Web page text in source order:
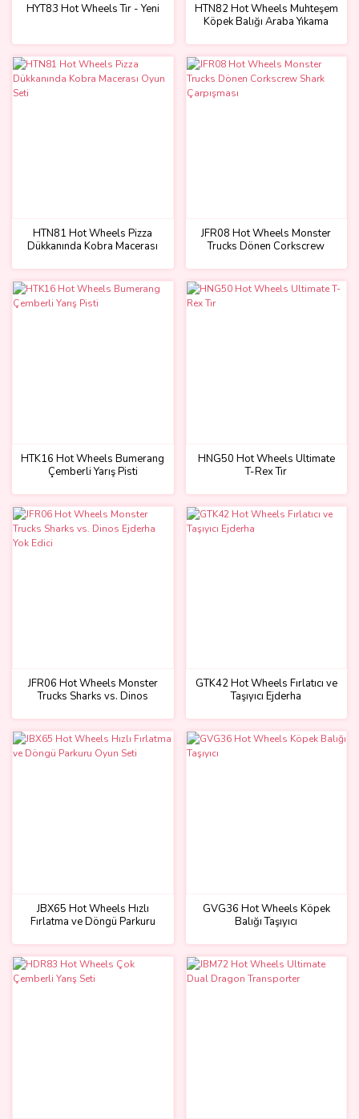
HYT83 Hot Wheels Tır - Yeni
HTN82 Hot Wheels Muhteşem
Köpek Balığı Araba Yıkama
HTN81 Hot Wheels Pizza
Dükkanında Kobra Macerası
JFR08 Hot Wheels Monster
Trucks Dönen Corkscrew
HTK16 Hot Wheels Bumerang
Çemberli Yarış Pisti
HNG50 Hot Wheels Ultimate
T-Rex Tır
JFR06 Hot Wheels Monster
Trucks Sharks vs. Dinos
GTK42 Hot Wheels Fırlatıcı ve
Taşıyıcı Ejderha
JBX65 Hot Wheels Hızlı
Fırlatma ve Döngü Parkuru
GVG36 Hot Wheels Köpek
Balığı Taşıyıcı